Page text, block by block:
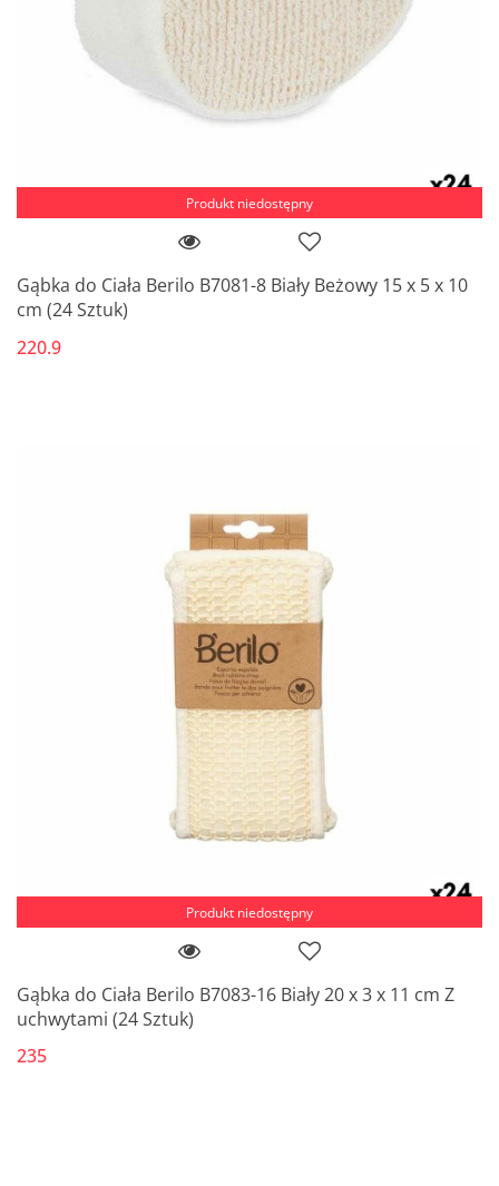
Produkt niedostępny
Gąbka do Ciała Berilo B7081-8 Biały Beżowy 15 x 5 x 10
cm (24 Sztuk)
220.9
Produkt niedostępny
Gąbka do Ciała Berilo B7083-16 Biały 20 x 3 x 11 cm Z
uchwytami (24 Sztuk)
235